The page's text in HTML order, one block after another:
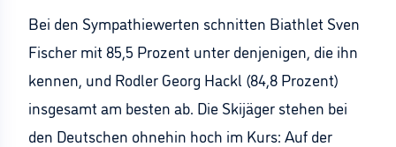
Bei den Sympathiewerten schnitten Biathlet Sven
Fischer mit 85,5 Prozent unter denjenigen, die ihn
kennen, und Rodler Georg Hackl (84,8 Prozent)
insgesamt am besten ab. Die Skijäger stehen bei
den Deutschen ohnehin hoch im Kurs: Auf der